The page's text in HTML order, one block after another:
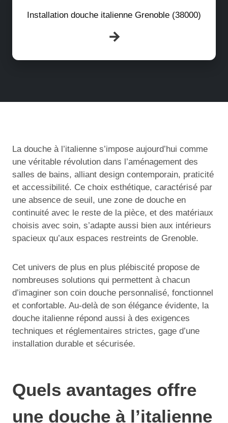
Installation douche italienne Grenoble (38000)
La douche à l’italienne s’impose aujourd’hui comme
une véritable révolution dans l’aménagement des
salles de bains, alliant design contemporain, praticité
et accessibilité. Ce choix esthétique, caractérisé par
une absence de seuil, une zone de douche en
continuité avec le reste de la pièce, et des matériaux
choisis avec soin, s’adapte aussi bien aux intérieurs
spacieux qu’aux espaces restreints de Grenoble.
Cet univers de plus en plus plébiscité propose de
nombreuses solutions qui permettent à chacun
d’imaginer son coin douche personnalisé, fonctionnel
et confortable. Au-delà de son élégance évidente, la
douche italienne répond aussi à des exigences
techniques et réglementaires strictes, gage d’une
installation durable et sécurisée.
Quels avantages offre
une douche à l’italienne